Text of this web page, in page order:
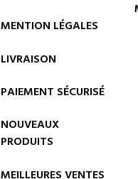
MENTION LÉGALES
LIVRAISON
PAIEMENT SÉCURISÉ
NOUVEAUX
PRODUITS
MEILLEURES VENTES